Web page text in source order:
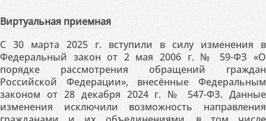
Виртуальная приемная
С 30 марта 2025 г. вступили в силу изменения в
Федеральный закон от 2 мая 2006 г. № 59-ФЗ «О
порядке рассмотрения обращений граждан
Российской Федерации», внесённые Федеральным
законом от 28 декабря 2024 г. № 547-ФЗ. Данные
изменения исключили возможность направления